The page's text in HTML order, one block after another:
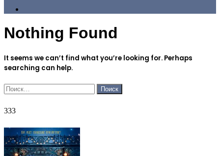
Nothing Found
It seems we can’t find what you’re looking for. Perhaps
searching can help.
Найти:
333